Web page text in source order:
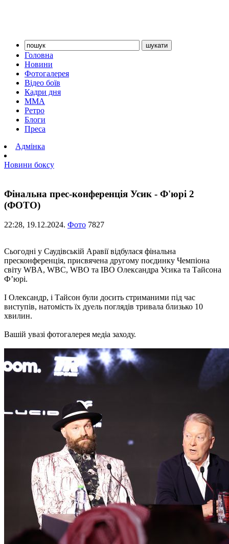
Головна
Новини
Фотогалерея
Відео боїв
Кадри дня
ММА
Ретро
Блоги
Преса
Адмінка
Новини боксу
Фінальна прес-конференція Усик - Ф'юрі 2
(ФОТО)
22:28, 19.12.2024. Фото 7827
Сьогодні у Саудівській Аравії відбулася фінальна
пресконференція, присвячена другому поєдинку Чемпіона
світу WBA, WBC, WBO та IBO Олександра Усика та Тайсона
Фʼюрі.
І Олександр, і Тайсон були досить стриманими під час
виступів, натомість їх дуель поглядів тривала близько 10
хвилин.
Вашій увазі фотогалерея медіа заходу.